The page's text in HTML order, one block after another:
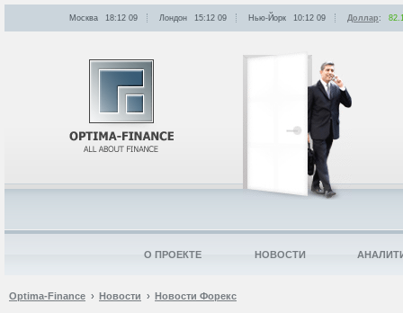
Optima-Finance Новости Новости Форекс
Москва 18:12 09 Лондон 15:12 09 Нью-Йорк 10:12 09 Доллар:
О ПРОЕКТЕ НОВОСТИ